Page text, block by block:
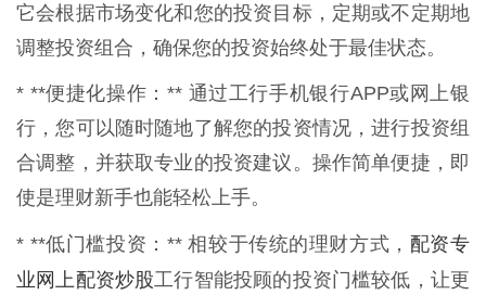
它会根据市场变化和您的投资目标，定期或不定期地
调整投资组合，确保您的投资始终处于最佳状态。
* **便捷化操作：** 通过工行手机银行APP或网上银
行，您可以随时随地了解您的投资情况，进行投资组
合调整，并获取专业的投资建议。操作简单便捷，即
使是理财新手也能轻松上手。
* **低门槛投资：** 相较于传统的理财方式， 配资专
业网上配资炒股工行智能投顾的投资门槛较低，让更